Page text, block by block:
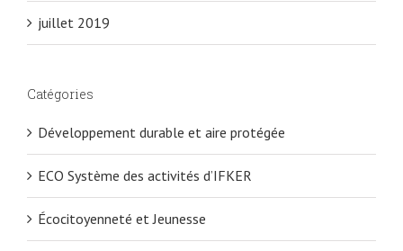
juillet 2019
Catégories
Développement durable et aire protégée
ECO Système des activités d’IFKER
Écocitoyenneté et Jeunesse